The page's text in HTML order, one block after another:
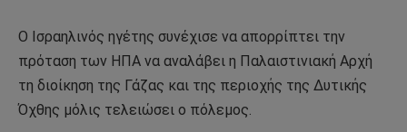
Ο Ισραηλινός ηγέτης συνέχισε να απορρίπτει την
πρόταση των ΗΠΑ να αναλάβει η Παλαιστινιακή Αρχή
τη διοίκηση της Γάζας και της περιοχής της Δυτικής
Όχθης μόλις τελειώσει ο πόλεμος.